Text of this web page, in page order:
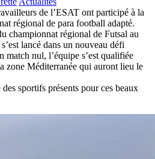
de l’ESAT ont participé à la
régional de para football adapté.
championnat régional de Futsal au
lancé dans un nouveau défi
nul, l’équipe s’est qualifiée
zone Méditerranée qui auront lieu le
sportifs présents pour ces beaux